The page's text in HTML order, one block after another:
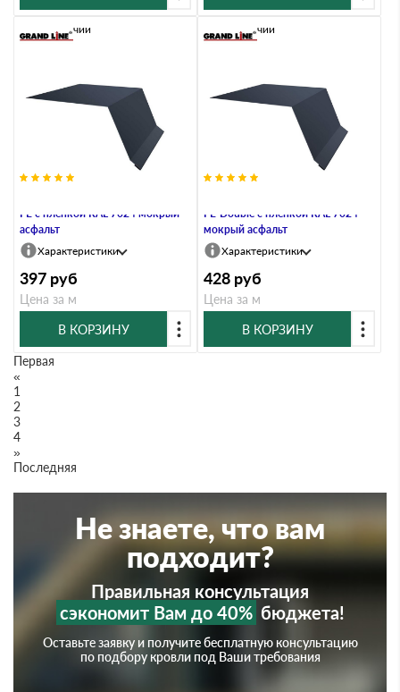
PE с пленкой RAL 7024 мокрый
асфальт
В наличии
Характеристики
397 руб
Цена за м
В КОРЗИНУ
PE-Double с пленкой RAL 7024
мокрый асфальт
В наличии
Характеристики
428 руб
Цена за м
В КОРЗИНУ
Первая
«
1
2
3
4
»
Последняя
Не знаете, что вам
подходит?
Правильная консультация
сэкономит Вам до 40% бюджета!
Оставьте заявку и получите бесплатную консультацию
по подбору кровли под Ваши требования